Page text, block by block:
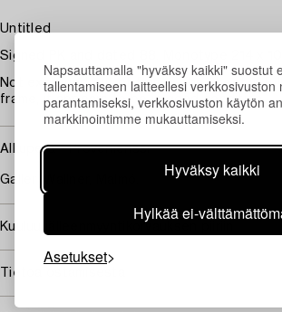
Napsauttamalla "hyväksy kaikki" suostut
tallentamiseen laitteellesi verkkosivuston
parantamiseksi, verkkosivuston käytön
markkinointimme mukauttamiseksi.
Hyväksy kaikki
Hylkää ei-
Asetukset
Untitled
Signed PK and dated 88. Monotype 214 x
Not examined out of frame. The sheet is
frame, it appears to be in good condition.
Alkuperä - Provenienssi
Galleri Wallner, Malmö.
Kuuluu jälleenmyyntikorvauksen piiriin
Tietoa ostamisesta